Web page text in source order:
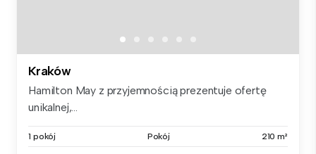
Kraków
Hamilton May z przyjemnością prezentuje ofertę
unikalnej,...
1 pokój Pokój 210 m²